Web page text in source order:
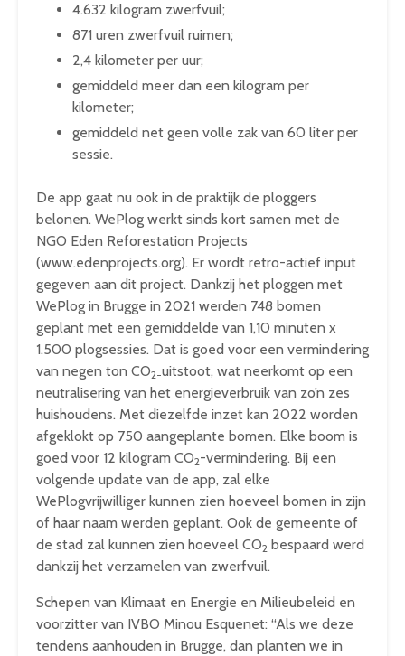
4.632 kilogram zwerfvuil;
871 uren zwerfvuil ruimen;
2,4 kilometer per uur;
gemiddeld meer dan een kilogram per
kilometer;
gemiddeld net geen volle zak van 60 liter per
sessie.
De app gaat nu ook in de praktijk de ploggers
belonen. WePlog werkt sinds kort samen met de
NGO Eden Reforestation Projects
(www.edenprojects.org). Er wordt retro-actief input
gegeven aan dit project. Dankzij het ploggen met
WePlog in Brugge in 2021 werden 748 bomen
geplant met een gemiddelde van 1,10 minuten x
1.500 plogsessies. Dat is goed voor een vermindering
van negen ton CO2-uitstoot, wat neerkomt op een
neutralisering van het energieverbruik van zo’n zes
huishoudens. Met diezelfde inzet kan 2022 worden
afgeklokt op 750 aangeplante bomen. Elke boom is
goed voor 12 kilogram CO2-vermindering. Bij een
volgende update van de app, zal elke
WePlogvrijwilliger kunnen zien hoeveel bomen in zijn
of haar naam werden geplant. Ook de gemeente of
de stad zal kunnen zien hoeveel CO2 bespaard werd
dankzij het verzamelen van zwerfvuil.
Schepen van Klimaat en Energie en Milieubeleid en
voorzitter van IVBO Minou Esquenet: “Als we deze
tendens aanhouden in Brugge, dan planten we in